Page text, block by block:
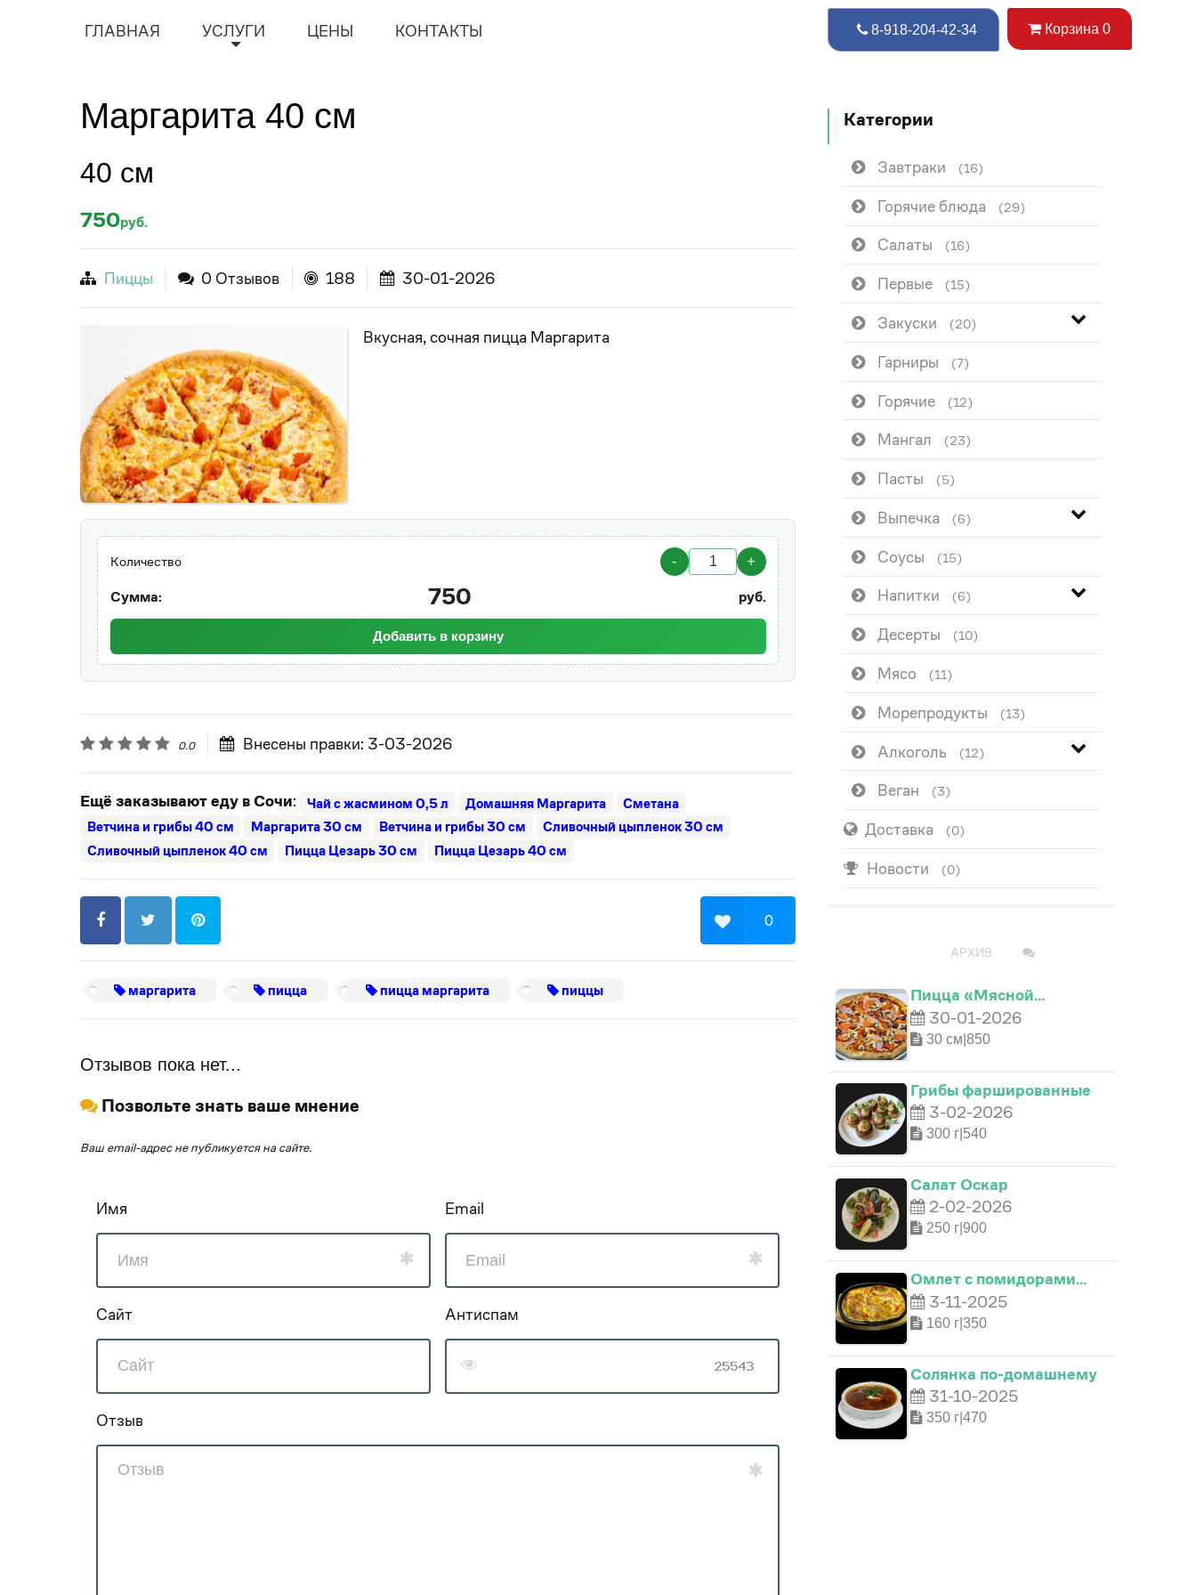
Корзина 0
8-918-204-42-34
ГЛАВНАЯ УСЛУГИ ЦЕНЫ КОНТАКТЫ
Маргарита 40 см
40 см
750руб.
Пиццы 0 Отзывов 188 30-01-2026
Вкусная, сочная пицца Маргарита
Количество - +
Сумма: 750 руб.
Добавить в корзину
0.0 Внесены правки: 3-03-2026
Ещё заказывают еду в Сочи: Чай с жасмином 0,5 л Домашняя Маргарита
Сметана
Ветчина и грибы 40 см
Маргарита 30 см Ветчина и грибы 30 см
Сливочный цыпленок 30 см
Сливочный цыпленок 40 см
Пицца Цезарь 30 см Пицца Цезарь 40 см
0
маргарита пицца пицца маргарита пиццы
Отзывов пока нет...
Позвольте знать ваше мнение
Ваш email-адрес не публикуется на сайте.
Имя Email
Сайт Антиспам
Отзыв
Категории
Завтраки (16)
Горячие блюда (29)
Салаты (16)
Первые (15)
Закуски (20)
Гарниры (7)
Горячие (12)
Мангал (23)
Пасты (5)
Выпечка (6)
Соусы (15)
Напитки (6)
Десерты (10)
Мясо (11)
Морепродукты (13)
Алкоголь (12)
Веган (3)
Доставка (0)
Новости (0)
АРХИВ
Пицца «Мясной…
30-01-2026
30 см|850
Грибы фаршированные
3-02-2026
300 г|540
Салат Оскар
2-02-2026
250 г|900
Омлет с помидорами…
3-11-2025
160 г|350
Солянка по-домашнему
31-10-2025
350 г|470